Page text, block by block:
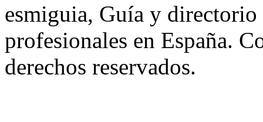
esmiguia, Guía y directorio
profesionales en España.
derechos reservados.